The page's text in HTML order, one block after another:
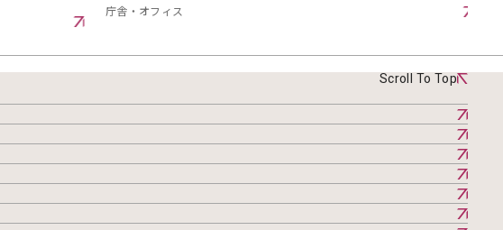
庁舎・オフィス
Scroll To Top